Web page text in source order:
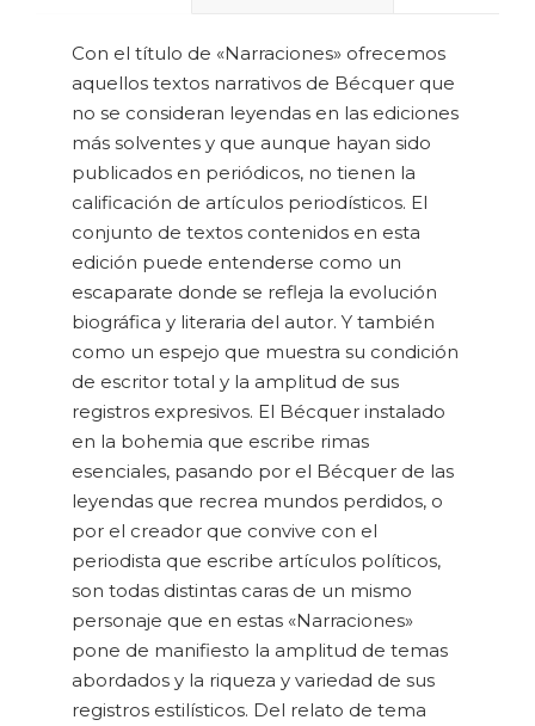
Con el título de «Narraciones» ofrecemos
aquellos textos narrativos de Bécquer que
no se consideran leyendas en las ediciones
más solventes y que aunque hayan sido
publicados en periódicos, no tienen la
calificación de artículos periodísticos. El
conjunto de textos contenidos en esta
edición puede entenderse como un
escaparate donde se refleja la evolución
biográfica y literaria del autor. Y también
como un espejo que muestra su condición
de escritor total y la amplitud de sus
registros expresivos. El Bécquer instalado
en la bohemia que escribe rimas
esenciales, pasando por el Bécquer de las
leyendas que recrea mundos perdidos, o
por el creador que convive con el
periodista que escribe artículos políticos,
son todas distintas caras de un mismo
personaje que en estas «Narraciones»
pone de manifiesto la amplitud de temas
abordados y la riqueza y variedad de sus
registros estilísticos. Del relato de tema